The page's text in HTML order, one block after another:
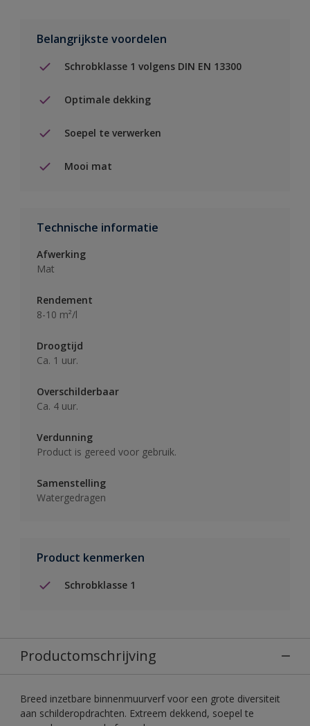
Belangrijkste voordelen
Schrobklasse 1 volgens DIN EN 13300
Optimale dekking
Soepel te verwerken
Mooi mat
Technische informatie
Afwerking
Mat
Rendement
8-10 m²/l
Droogtijd
Ca. 1 uur.
Overschilderbaar
Ca. 4 uur.
Verdunning
Product is gereed voor gebruik.
Samenstelling
Watergedragen
Product kenmerken
Schrobklasse 1
Productomschrijving
Breed inzetbare binnenmuurverf voor een grote diversiteit
aan schilderopdrachten. Extreem dekkend, soepel te